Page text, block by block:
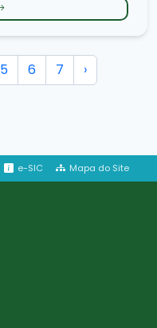
5 6 7 ›
e-SIC Mapa do Site